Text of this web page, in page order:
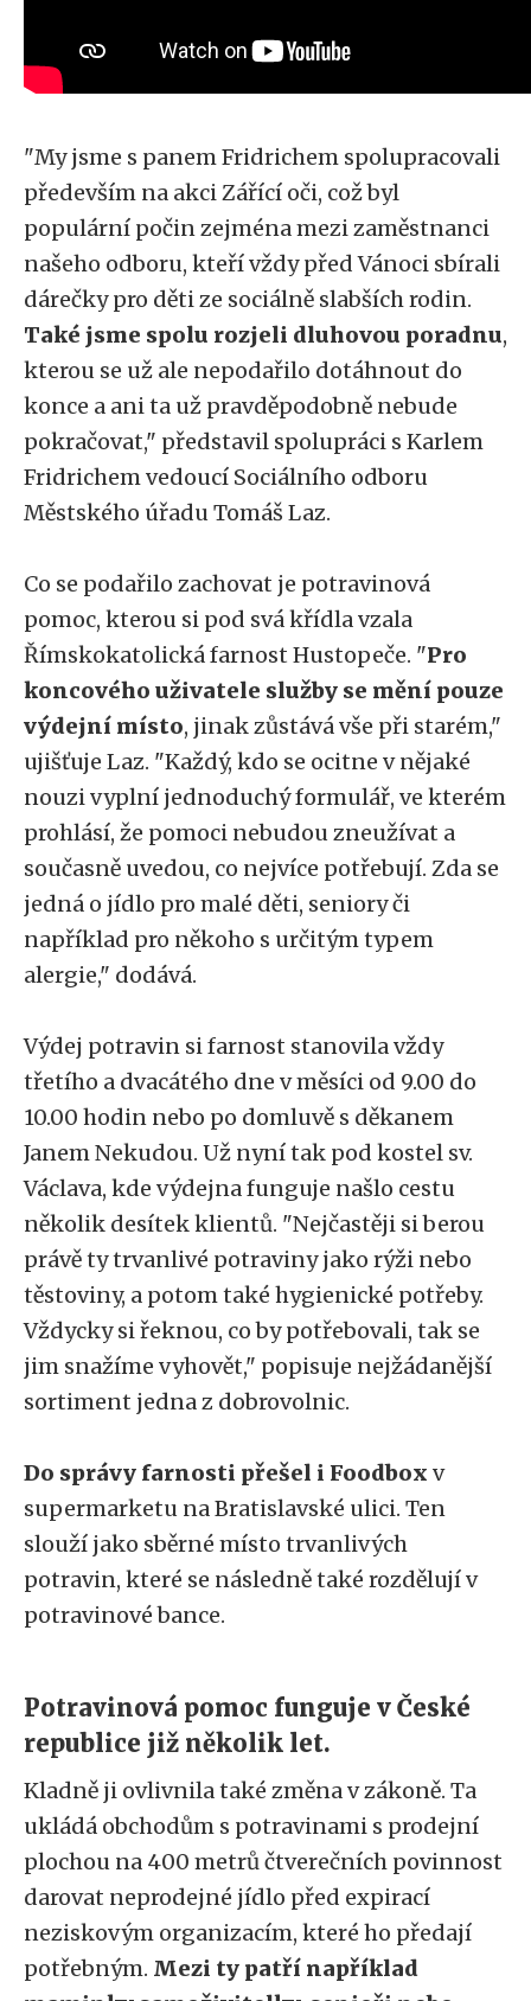
"My jsme s panem Fridrichem spolupracovali
především na akci Zářící oči, což byl
populární počin zejména mezi zaměstnanci
našeho odboru, kteří vždy před Vánoci sbírali
dárečky pro děti ze sociálně slabších rodin.
Také jsme spolu rozjeli dluhovou poradnu,
kterou se už ale nepodařilo dotáhnout do
konce a ani ta už pravděpodobně nebude
pokračovat," představil spolupráci s Karlem
Fridrichem vedoucí Sociálního odboru
Městského úřadu Tomáš Laz.
Co se podařilo zachovat je potravinová
pomoc, kterou si pod svá křídla vzala
Římskokatolická farnost Hustopeče. "Pro
koncového uživatele služby se mění pouze
výdejní místo, jinak zůstává vše při starém,"
ujišťuje Laz. "Každý, kdo se ocitne v nějaké
nouzi vyplní jednoduchý formulář, ve kterém
prohlásí, že pomoci nebudou zneužívat a
současně uvedou, co nejvíce potřebují. Zda se
jedná o jídlo pro malé děti, seniory či
například pro někoho s určitým typem
alergie," dodává.
Výdej potravin si farnost stanovila vždy
třetího a dvacátého dne v měsíci od 9.00 do
10.00 hodin nebo po domluvě s děkanem
Janem Nekudou. Už nyní tak pod kostel sv.
Václava, kde výdejna funguje našlo cestu
několik desítek klientů. "Nejčastěji si berou
právě ty trvanlivé potraviny jako rýži nebo
těstoviny, a potom také hygienické potřeby.
Vždycky si řeknou, co by potřebovali, tak se
jim snažíme vyhovět," popisuje nejžádanější
sortiment jedna z dobrovolnic.
Do správy farnosti přešel i Foodbox v
supermarketu na Bratislavské ulici. Ten
slouží jako sběrné místo trvanlivých
potravin, které se následně také rozdělují v
potravinové bance.
Potravinová pomoc funguje v České
republice již několik let.
Kladně ji ovlivnila také změna v zákoně. Ta
ukládá obchodům s potravinami s prodejní
plochou na 400 metrů čtverečních povinnost
darovat neprodejné jídlo před expirací
neziskovým organizacím, které ho předají
potřebným. Mezi ty patří například